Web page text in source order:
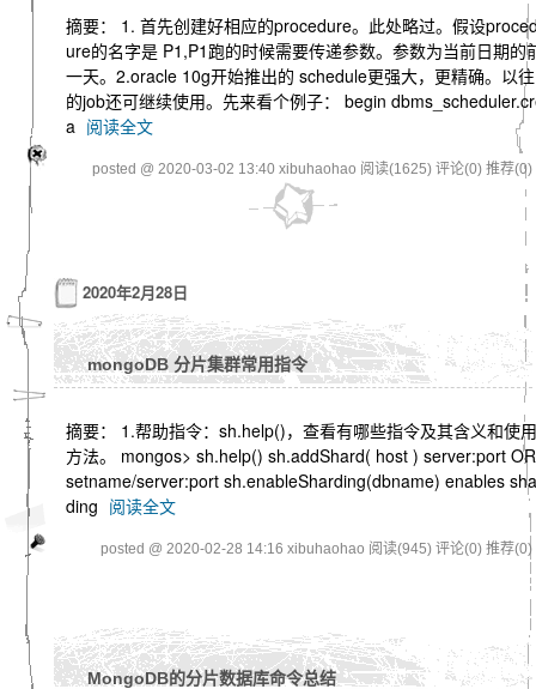
摘要： 1. 首先创建好相应的procedure。此处略过。假设
ure的名字是 P1,P1跑的时候需要传递参数。参数为当前日期的
一天。2.oracle 10g开始推出的 schedule更强大，更精确。以往
的job还可继续使用。先来看个例子： begin
a 阅读全文
posted @ 2020-03-02 13:40 xibuhaohao 阅读(1625) 评论(0) 推荐(0)
2020年2月28日
mongoDB 分片集群常用指令
摘要： 1.帮助指令：sh.help()，查看有哪些指令及其含义和使用
方法。 mongos> sh.help() sh.addShard( host ) server:port OR
setname/server:port sh.enableSharding(dbname) enables
ding 阅读全文
posted @ 2020-02-28 14:16 xibuhaohao 阅读(945) 评论(0) 推荐(0)
MongoDB的分片数据库命令总结